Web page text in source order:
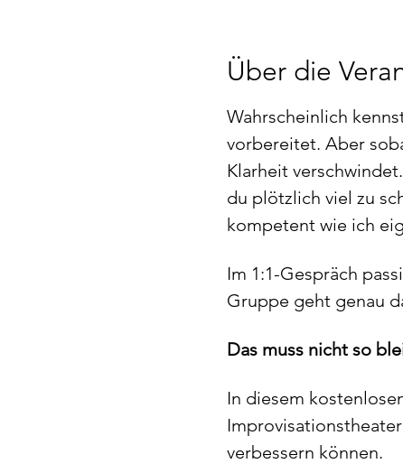
Über die
Wahrscheinlich
vorbereitet. Aber
Klarheit
du plötzlich viel zu
kompetent wie ich
Im 1:1-Gespräch
Gruppe geht genau
Das muss nicht so
In diesem
verbessern können.